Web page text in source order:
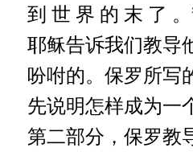
到 世 界 的 末 了
耶稣告诉我们教导
吩咐的。保罗所写
先说明怎样成为一
第二部分，保罗教